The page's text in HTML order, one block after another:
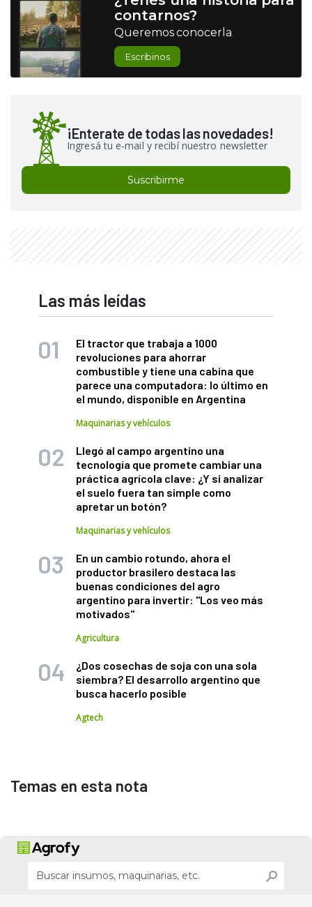
contarnos?
Queremos conocerla
Escribinos
¡Enterate de todas las novedades!
Ingresá tu e-mail y recibí nuestro newsletter
Suscribirme
Las más leídas
El tractor que trabaja a 1000
revoluciones para ahorrar
combustible y tiene una cabina que
parece una computadora: lo último en
el mundo, disponible en Argentina
Maquinarias y vehículos
Llegó al campo argentino una
tecnología que promete cambiar una
práctica agrícola clave: ¿Y si analizar
el suelo fuera tan simple como
apretar un botón?
Maquinarias y vehículos
En un cambio rotundo, ahora el
productor brasilero destaca las
buenas condiciones del agro
argentino para invertir: "Los veo más
motivados"
Agricultura
¿Dos cosechas de soja con una sola
siembra? El desarrollo argentino que
busca hacerlo posible
Agtech
Temas en esta nota